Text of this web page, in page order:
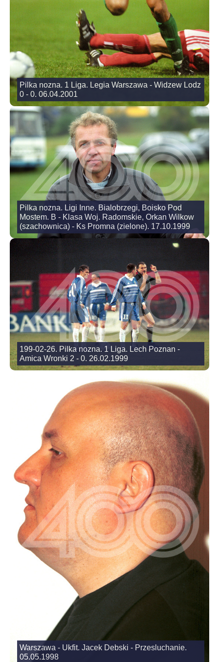
Pilka nozna. 1 Liga. Legia Warszawa - Widzew Lodz
0 - 0. 06.04.2001
Pilka nozna. Ligi Inne. Bialobrzegi, Boisko Pod
Mostem. B - Klasa Woj. Radomskie, Orkan Wilkow
(szachownica) - Ks Promna (zielone). 17.10.1999
199-02-26. Pilka nozna. 1 Liga. Lech Poznan -
Amica Wronki 2 - 0. 26.02.1999
Warszawa - Ukfit. Jacek Debski - Przesluchanie.
05.05.1998